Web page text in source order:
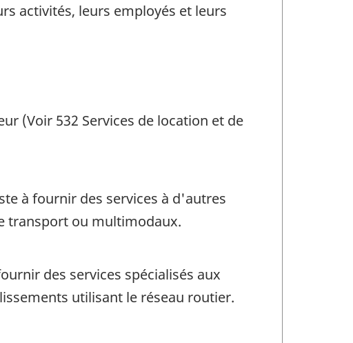
activités, leurs employés et leurs
(Voir 532 Services de location et de
à fournir des services à d'autres
transport ou multimodaux.
des services spécialisés aux
utilisant le réseau routier.